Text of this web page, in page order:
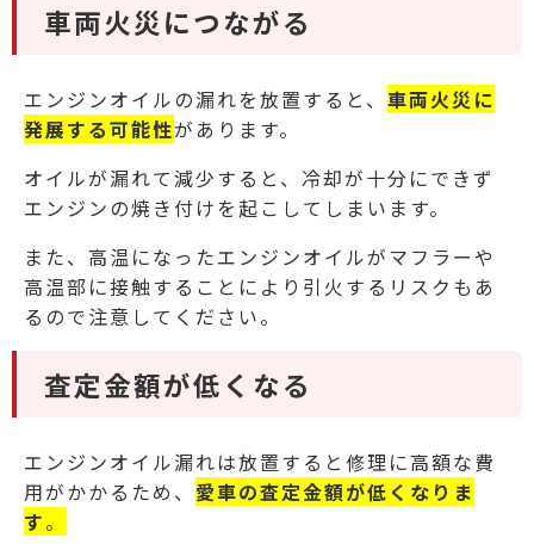
車両火災につながる
エンジンオイルの漏れを放置すると、 車両火災に
発展する可能性があります。
オイルが漏れて減少すると、冷却が十分にできず
エンジンの焼き付けを起こしてしまいます。
また、高温になったエンジンオイルがマフラーや
高温部に接触することにより引火するリスクもあ
るので注意してください。
査定金額が低くなる
エンジンオイル漏れは放置すると修理に高額な費
用がかかるため、 愛車の査定金額が低くなりま
す。